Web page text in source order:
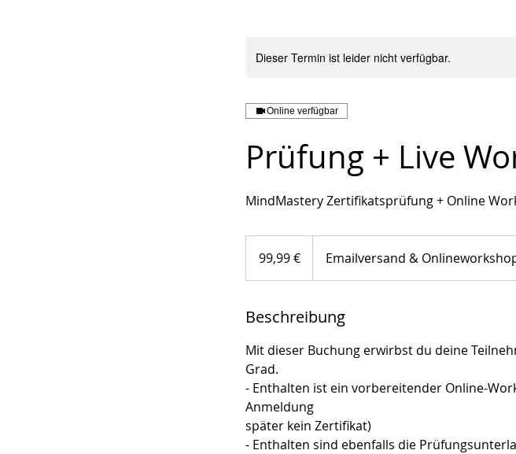
Dieser Termin ist leider nicht verfügbar.
Online verfügbar
Prüfung + Live
MindMastery Zertifikatsprüfung + Online
99,99 € Emailversand &
Beschreibung
Mit dieser Buchung erwirbst du deine
Grad.
- Enthalten ist ein vorbereitender Online-
Anmeldung
später kein Zertifikat)
- Enthalten sind ebenfalls die